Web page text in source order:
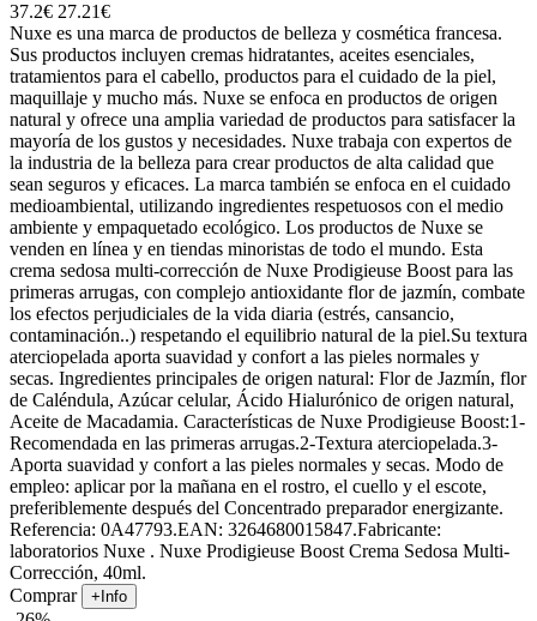
37.2€ 27.21€
Nuxe es una marca de productos de belleza y cosmética francesa.
Sus productos incluyen cremas hidratantes, aceites esenciales,
tratamientos para el cabello, productos para el cuidado de la piel,
maquillaje y mucho más. Nuxe se enfoca en productos de origen
natural y ofrece una amplia variedad de productos para satisfacer la
mayoría de los gustos y necesidades. Nuxe trabaja con expertos de
la industria de la belleza para crear productos de alta calidad que
sean seguros y eficaces. La marca también se enfoca en el cuidado
medioambiental, utilizando ingredientes respetuosos con el medio
ambiente y empaquetado ecológico. Los productos de Nuxe se
venden en línea y en tiendas minoristas de todo el mundo. Esta
crema sedosa multi-corrección de Nuxe Prodigieuse Boost para las
primeras arrugas, con complejo antioxidante flor de jazmín, combate
los efectos perjudiciales de la vida diaria (estrés, cansancio,
contaminación..) respetando el equilibrio natural de la piel.Su textura
aterciopelada aporta suavidad y confort a las pieles normales y
secas. Ingredientes principales de origen natural: Flor de Jazmín, flor
de Caléndula, Azúcar celular, Ácido Hialurónico de origen natural,
Aceite de Macadamia. Características de Nuxe Prodigieuse Boost:1-
Recomendada en las primeras arrugas.2-Textura aterciopelada.3-
Aporta suavidad y confort a las pieles normales y secas. Modo de
empleo: aplicar por la mañana en el rostro, el cuello y el escote,
preferiblemente después del Concentrado preparador energizante.
Referencia: 0A47793.EAN: 3264680015847.Fabricante:
laboratorios Nuxe . Nuxe Prodigieuse Boost Crema Sedosa Multi-
Corrección, 40ml.
Comprar
+Info